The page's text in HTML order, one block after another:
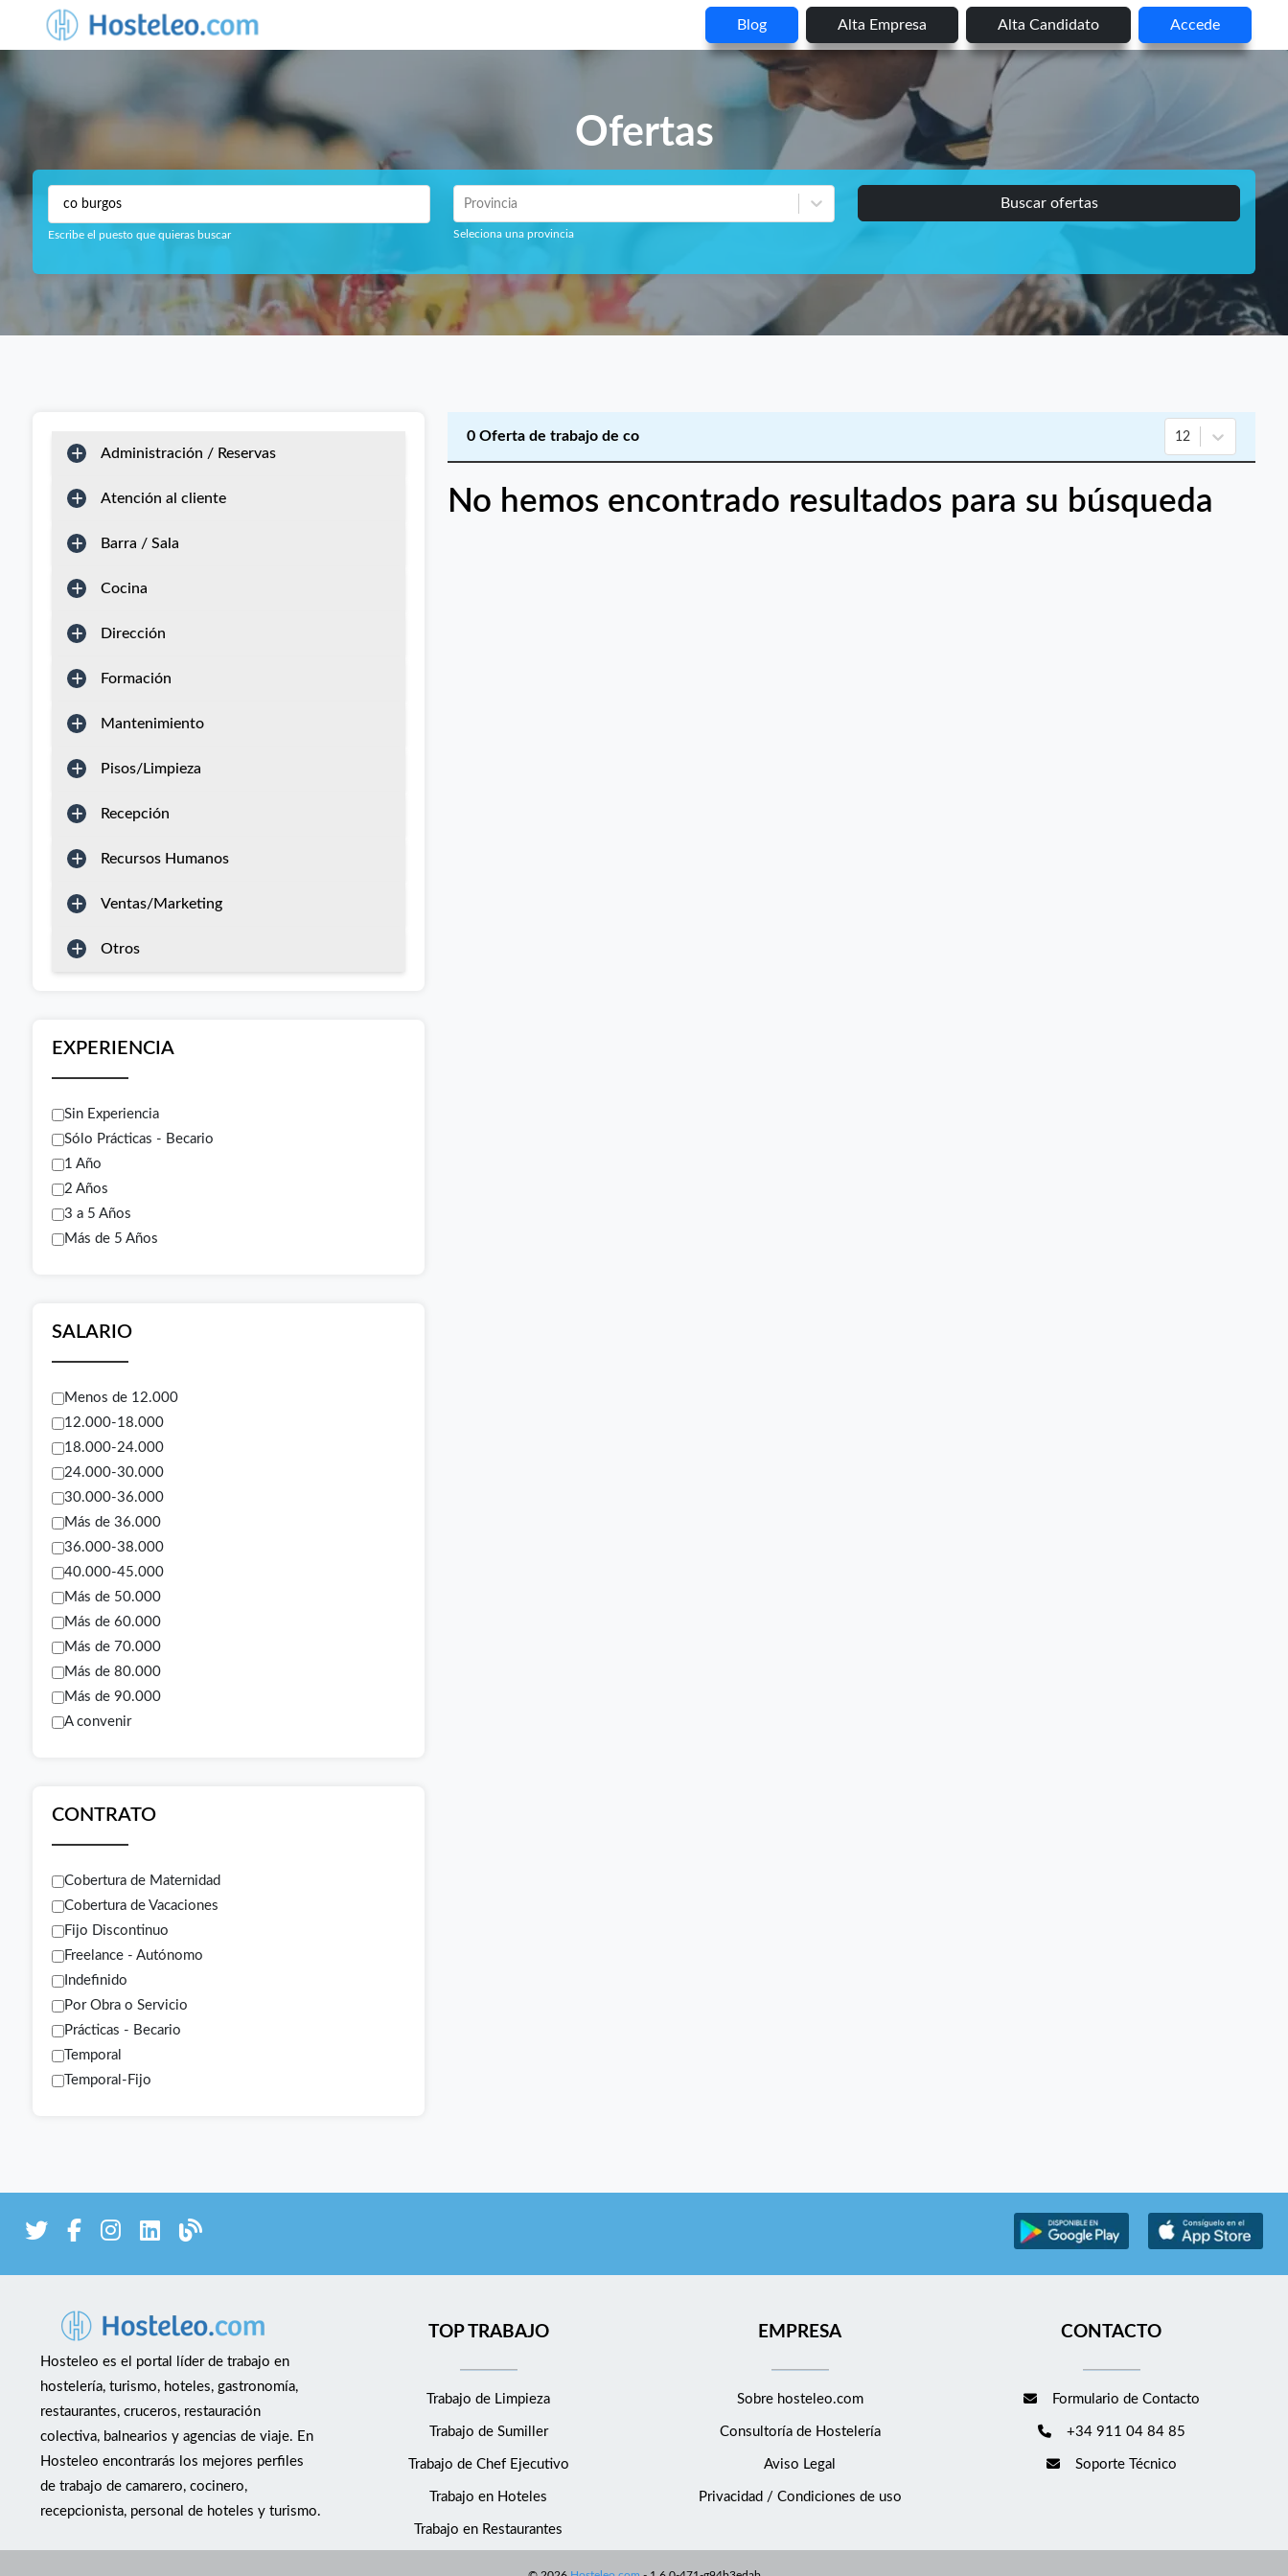
Blog Alta Empresa Alta Candidato Accede
Ofertas
Escribe el puesto que quieras buscar
Provincia
Seleciona una provincia
Buscar ofertas
Administración / Reservas
Atención al cliente
Barra / Sala
Cocina
Dirección
Formación
Mantenimiento
Pisos/Limpieza
Recepción
Recursos Humanos
Ventas/Marketing
Otros
EXPERIENCIA
Sin Experiencia
Sólo Prácticas - Becario
1 Año
2 Años
3 a 5 Años
Más de 5 Años
SALARIO
Menos de 12.000
12.000-18.000
18.000-24.000
24.000-30.000
30.000-36.000
Más de 36.000
36.000-38.000
40.000-45.000
Más de 50.000
Más de 60.000
Más de 70.000
Más de 80.000
Más de 90.000
A convenir
CONTRATO
Cobertura de Maternidad
Cobertura de Vacaciones
Fijo Discontinuo
Freelance - Autónomo
Indefinido
Por Obra o Servicio
Prácticas - Becario
Temporal
Temporal-Fijo
0 Oferta de trabajo de co 12
No hemos encontrado resultados para su búsqueda
Hosteleo es el portal líder de trabajo en
hostelería, turismo, hoteles, gastronomía,
restaurantes, cruceros, restauración
colectiva, balnearios y agencias de viaje. En
Hosteleo encontrarás los mejores perfiles
de trabajo de camarero, cocinero,
recepcionista, personal de hoteles y turismo.
TOP TRABAJO
Trabajo de Limpieza
Trabajo de Sumiller
Trabajo de Chef Ejecutivo
Trabajo en Hoteles
Trabajo en Restaurantes
EMPRESA
Sobre hosteleo.com
Consultoría de Hostelería
Aviso Legal
Privacidad / Condiciones de uso
CONTACTO
Formulario de Contacto
+34 911 04 84 85
Soporte Técnico